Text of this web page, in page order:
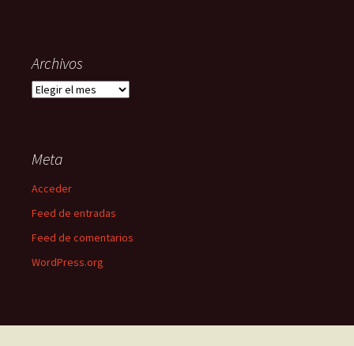
Archivos
Archivos
Meta
Acceder
Feed de entradas
Feed de comentarios
WordPress.org